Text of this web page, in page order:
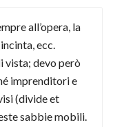
all’opera, la
ecc.
vista; devo però
imprenditori e
(divide et
sabbie mobili.